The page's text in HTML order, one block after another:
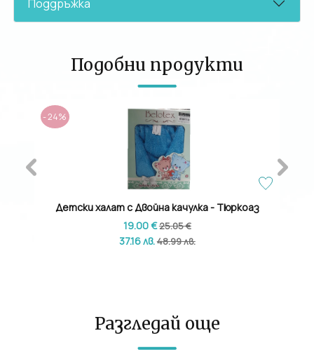
Поддръжка
Подобни продукти
- 24%
Детски халат с Двойна качулка - Тюркоаз
19.00 €25.05 €
37.16 лв.48.99 лв.
Разгледай още